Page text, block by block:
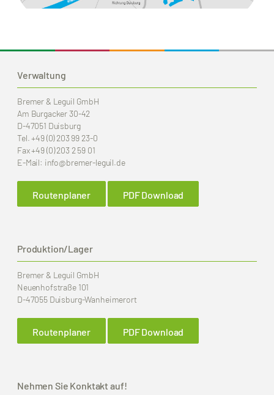
Verwaltung
Bremer & Leguil GmbH
Am Burgacker 30-42
D-47051 Duisburg
Tel.+49 (0) 203 99 23-0
Fax+49 (0) 203 2 59 01
E-Mail: info@bremer-leguil.de
Routenplaner PDF Download
Produktion/Lager
Bremer & Leguil GmbH
Neuenhofstraße 101
D-47055 Duisburg-Wanheimerort
Routenplaner PDF Download
Nehmen Sie Konktakt auf!